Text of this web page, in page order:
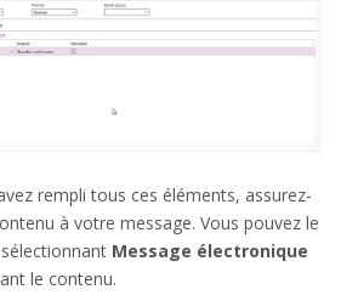
rempli tous ces éléments, assurez-
à votre message. Vous pouvez le
Message électronique
le contenu.